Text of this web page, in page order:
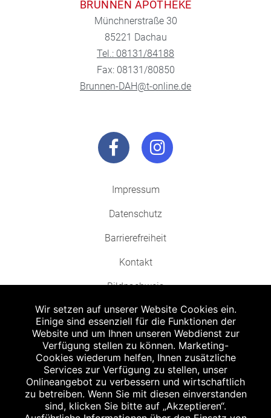
BRUNNEN APOTHEKE
Münchnerstraße 30
85221 Dachau
Tel.: 08131/84188
Fax: 08131/80850
Brunnen-DAH@t-online.de
Impressum
Datenschutz
Barrierefreiheit
Kontakt
Bildnachweis
Abgabe in haushaltsüblichen Mengen, solange der Vorrat reicht. Für Druck-
und Satzfehler keine Haftung.
Zu Risiken und Nebenwirkungen lesen Sie die Packungsbeilage und fragen
Sie Ihren Arzt oder Apotheker.
Angabe nach der deutschen Arzneimitteltaxe Apothekenerstattungspreis
(AEP). Der AEP ist keine unverbindliche Preisempfehlung der Hersteller. Der
Wir setzen auf unserer Website Cookies ein.
Einige sind essenziell für die Funktionen der
Website und um Ihnen unseren Webdienst zur
Verfügung stellen zu können. Marketing-
Cookies wiederum helfen, Ihnen zusätzliche
Services zur Verfügung zu stellen, unser
Onlineangebot zu verbessern und wirtschaftlich
zu betreiben. Wenn Sie mit diesen einverstanden
sind, klicken Sie bitte auf „Akzeptieren“.